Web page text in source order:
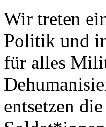
Wir treten
Politik und
für alles
entsetzen